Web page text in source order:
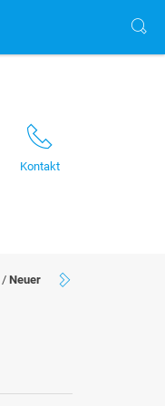
Kontakt
/ Neuer